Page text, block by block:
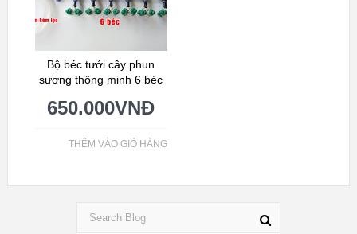
Bộ béc tưới cây phun
sương thông minh 6 béc
650.000VNĐ
THÊM VÀO GIỎ HÀNG